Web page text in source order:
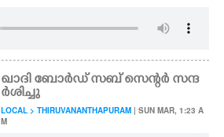
ഖാദി ബോർഡ് സബ് സെന്റർ സന്ദ
ർശിച്ചു
LOCAL > THIRUVANANTHAPURAM | SUN MAR, 1:23 A
M